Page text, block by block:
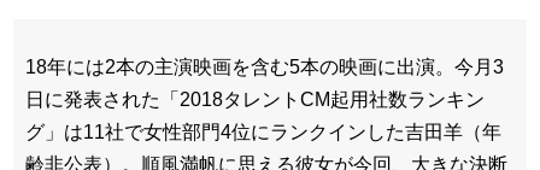
18年には2本の主演映画を含む5本の映画に出演。今月3
日に発表された「2018タレントCM起用社数ランキン
グ」は11社で女性部門4位にランクインした吉田羊（年
齢非公表）。順風満帆に思える彼女が今回、大きな決断